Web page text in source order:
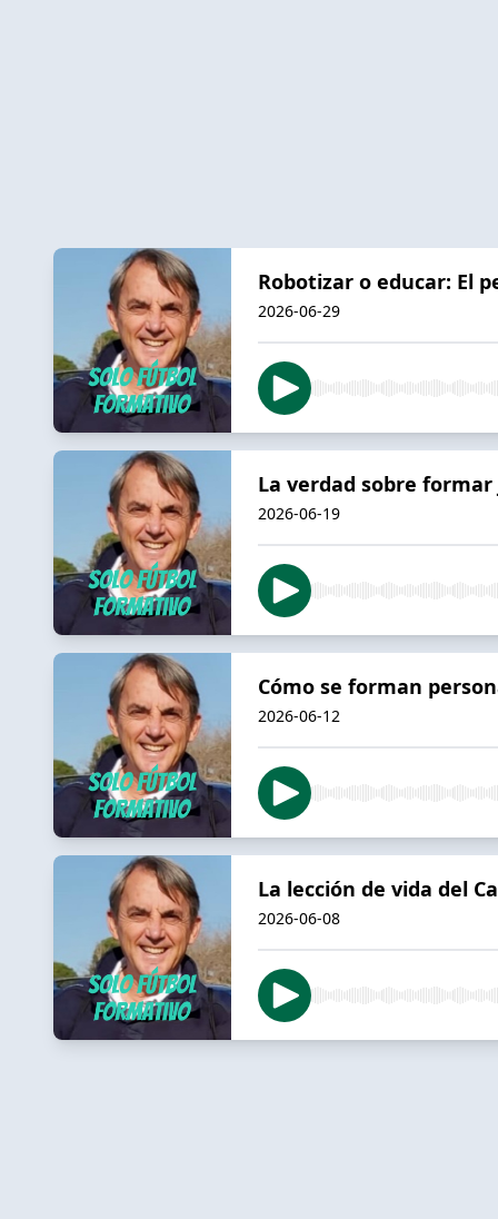
Robotizar o educar: El
2026-06-29
La verdad sobre
2026-06-19
Cómo se forman
2026-06-12
La lección de vida del
2026-06-08